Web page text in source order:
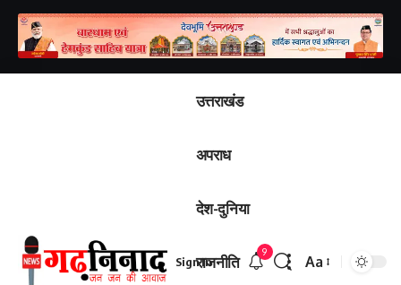
उत्तराखंड
अपराध
देश-दुनिया
राजनीति
Sign In
9
Font
Aa